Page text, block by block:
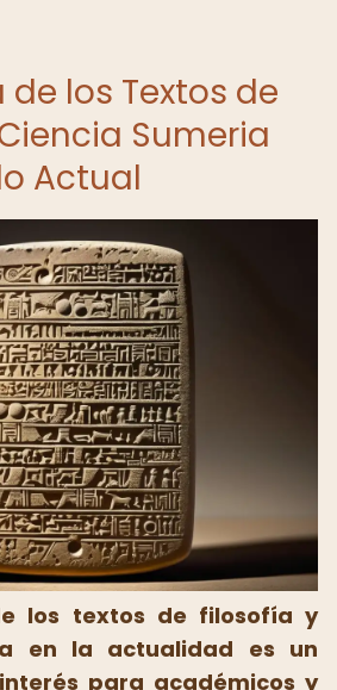
de los Textos de
Sumeria
Actual
los textos de filosofía y
en la actualidad es un
para académicos y